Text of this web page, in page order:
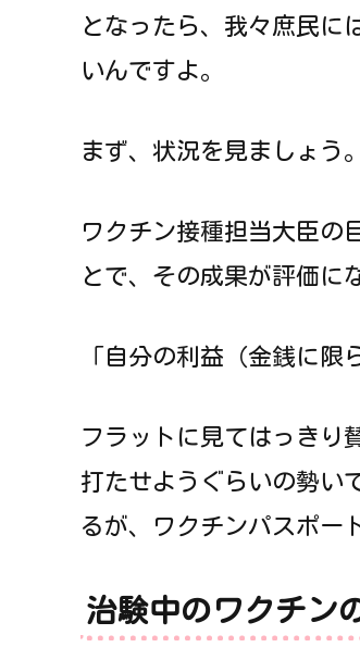
となったら、我々庶民に
いんですよ。
まず、状況を見ましょう。
ワクチン接種担当大臣の
とで、その成果が評価に
「自分の利益（金銭に限
フラットに見てはっきり
打たせようぐらいの勢い
るが、ワクチンパスポー
治験中のワクチン